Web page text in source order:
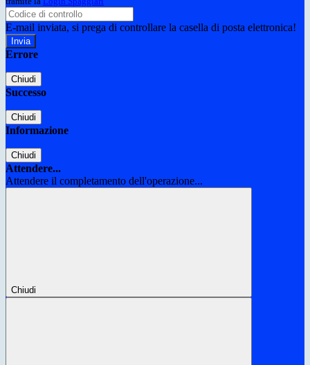
E-mail inviata, si prega di controllare la casella di posta elettronica!
Errore
Chiudi
Successo
Chiudi
Informazione
Chiudi
Attendere...
Attendere il completamento dell'operazione...
Chiudi